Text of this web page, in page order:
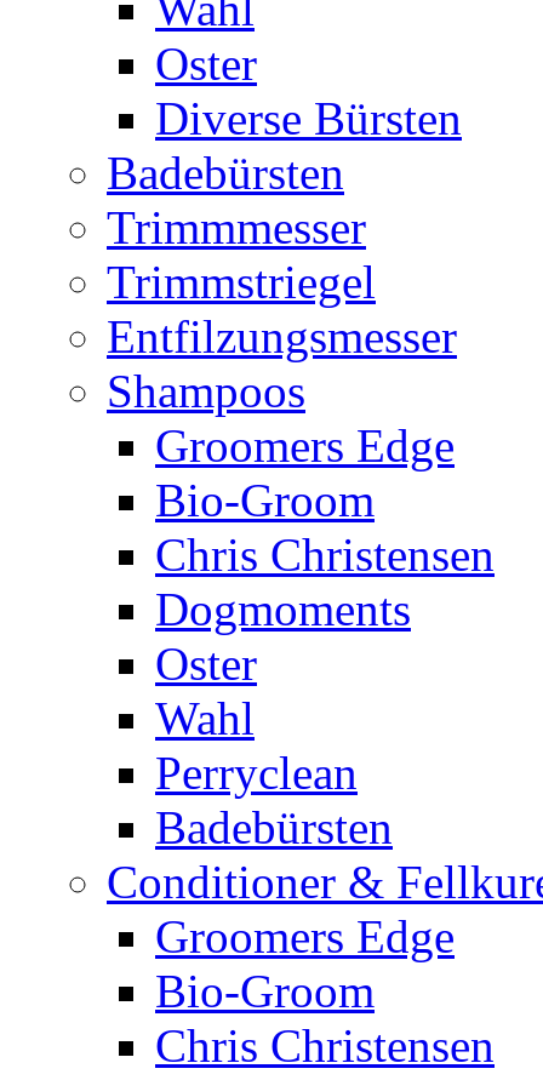
Oster
Diverse Bürsten
Badebürsten
Trimmmesser
Trimmstriegel
Entfilzungsmesser
Shampoos
Groomers Edge
Bio-Groom
Chris Christensen
Dogmoments
Oster
Wahl
Perryclean
Badebürsten
Conditioner &
Groomers Edge
Bio-Groom
Chris Christensen